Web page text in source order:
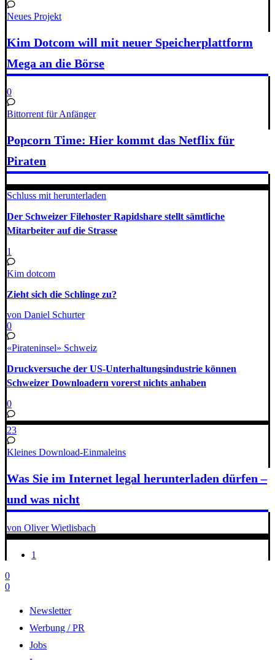
Neues Projekt
Kim Dotcom will mit neuer Speicherplattform
Mega an die Börse
0
Bittorrent für Anfänger
Popcorn Time: Hier kommt das Netflix für
Piraten
Schluss mit herunterladen
Der Schweizer Filehoster Rapidshare stellt sämtliche
Mitarbeiter auf die Strasse
1
Kim dotcom
Zieht sich die Schlinge zu?
von Daniel Schurter
0
«Pirateninsel» Schweiz
Druckversuche der US-Unterhaltungsindustrie können
Schweizer Downloadern vorerst nichts anhaben
0
23
Kleines Download-Einmaleins
Was Sie im Internet legal herunterladen dürfen –
und was nicht
von Oliver Wietlisbach
1
0
0
Newsletter
Werbung / PR
Jobs